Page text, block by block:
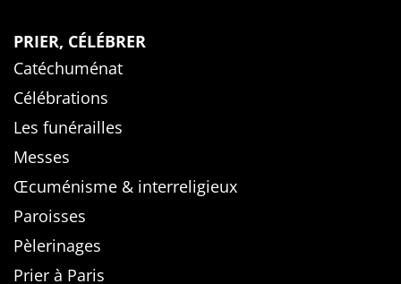
PRIER, CÉLÉBRER
Catéchuménat
Célébrations
Les funérailles
Messes
Œcuménisme & interreligieux
Paroisses
Pèlerinages
Prier à Paris